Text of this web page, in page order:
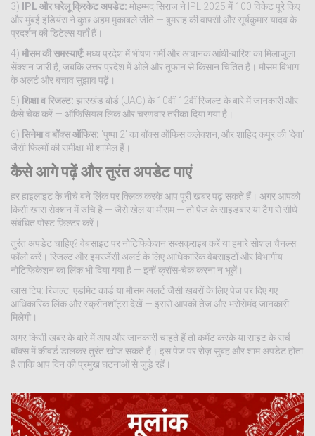
3)
IPL और घरेलू क्रिकेट अपडेट: मोहम्मद सिराज ने IPL 2025 में 100 विकेट पूरे किए
और मुंबई इंडियंस ने कुछ अहम मुकाबले जीते — बुमराह की वापसी और सूर्यकुमार यादव के
प्रदर्शन की डिटेल्स यहाँ हैं।
4) मौसम की समस्याएँ: मध्य प्रदेश में भीषण गर्मी और अचानक आंधी-बारिश का मिलाजुला
सेंक्शन जारी है, जबकि उत्तर प्रदेश में ओले और तूफान से किसान चिंतित हैं। मौसम विभाग
के अलर्ट और बचाव सुझाव पढ़ें।
5) शिक्षा व रिजल्ट: झारखंड बोर्ड (JAC) के 10वीं-12वीं रिजल्ट के बारे में जानकारी और
कैसे चेक करें — ऑफिसियल लिंक और चरणवार तरीका दिया गया है।
6) सिनेमा व बॉक्स ऑफिस: 'पुष्पा 2' का बॉक्स ऑफिस कलेक्शन, और शाहिद कपूर की 'देवा'
जैसी फिल्मों की समीक्षा भी शामिल हैं।
कैसे आगे पढ़ें और तुरंत अपडेट पाएं
हर हाइलाइट के नीचे बने लिंक पर क्लिक करके आप पूरी खबर पढ़ सकते हैं। अगर आपको
किसी खास सेक्शन में रुचि है — जैसे खेल या मौसम — तो पेज के साइडबार या टैग से सीधे
संबंधित पोस्ट फ़िल्टर करें।
तुरंत अपडेट चाहिए? वेबसाइट पर नोटिफिकेशन सब्सक्राइब करें या हमारे सोशल चैनल्स
फॉलो करें। रिजल्ट और इमरजेंसी अलर्ट के लिए आधिकारिक वेबसाइटों और विभागीय
नोटिफिकेशन का लिंक भी दिया गया है — इन्हें क्रॉस-चेक करना न भूलें।
खास टिप: रिजल्ट, एडमिट कार्ड या मौसम अलर्ट जैसी खबरों के लिए पेज पर दिए गए
आधिकारिक लिंक और स्क्रीनशॉट्स देखें — इससे आपको तेज और भरोसेमंद जानकारी
मिलेगी।
अगर किसी खबर के बारे में आप और जानकारी चाहते हैं तो कमेंट करके या साइट के सर्च
बॉक्स में कीवर्ड डालकर तुरंत खोज सकते हैं। इस पेज पर रोज़ सुबह और शाम अपडेट होता
है ताकि आप दिन की प्रमुख घटनाओं से जुड़े रहें।